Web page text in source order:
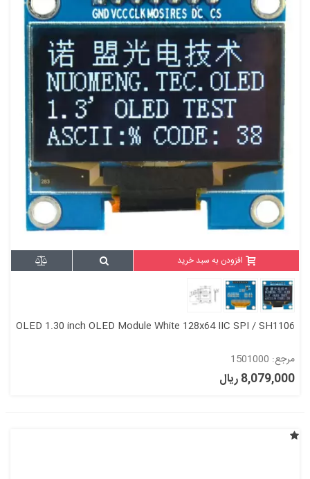
افزودن به سبد خرید
OLED 1.30 inch OLED Module White 128x64 IIC SPI / SH1106
مرجع: 1501000
8,079,000 ریال